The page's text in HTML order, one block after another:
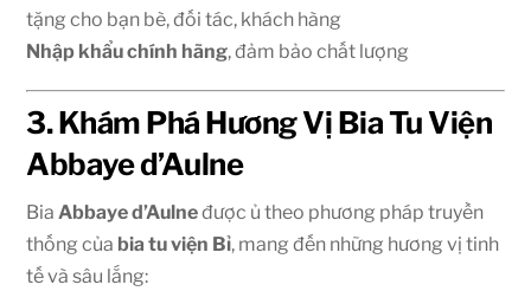
tặng cho bạn bè, đối tác, khách hàng
Nhập khẩu chính hãng, đảm bảo chất lượng
3. Khám Phá Hương Vị Bia Tu Viện
Abbaye d’Aulne
BiaAbbaye d’Aulneđược ủ theo phương pháp truyền
thống của bia tu viện Bỉ, mang đến những hương vị tinh
tế và sâu lắng: